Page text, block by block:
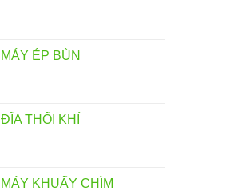
MÁY ÉP BÙN
ĐĨA THỔI KHÍ
MÁY KHUẤY CHÌM